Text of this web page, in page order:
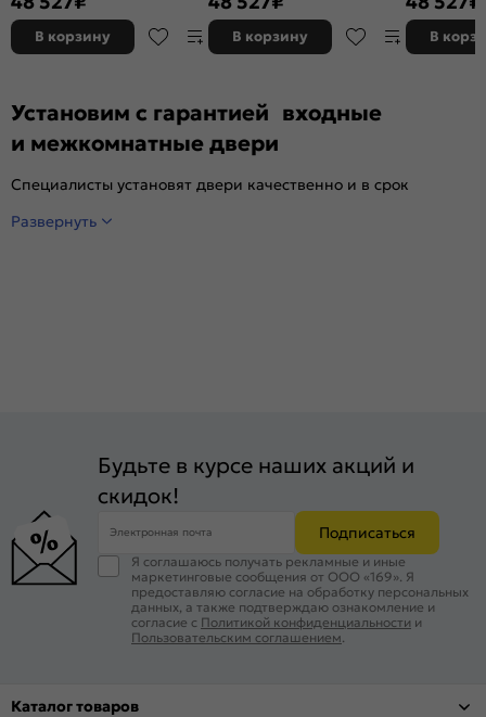
букле/Бьянко ларче, 2 замка,
с ночной задвижкой
В корзину
букле/Бьянко ларче, 2 замка,
с ночной задвижкой
В корзину
букле/
с ночной
В
Установим с гарантией входные
и межкомнатные двери
Специалисты установят двери качественно и в срок
Развернуть
Будьте в курсе наших акций и
скидок!
Электронная почта Подписаться
Я соглашаюсь получать рекламные и иные
маркетинговые сообщения от ООО «169». Я
предоставляю согласие на обработку персональных
данных, а также подтверждаю ознакомление и
согласие с Политикой конфиденциальности и
Пользовательским соглашением
Каталог товаров